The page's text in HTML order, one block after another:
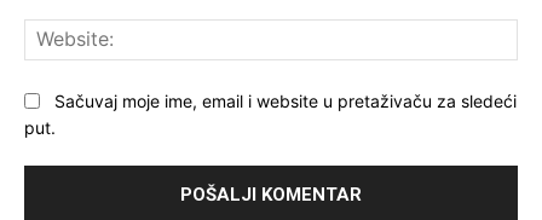
Sačuvaj moje ime, email i website u pretaživaču za sledeći
put.